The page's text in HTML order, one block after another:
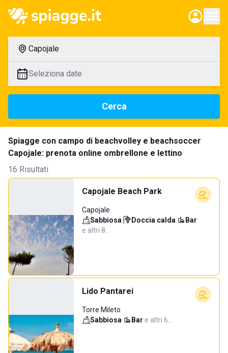
Capojale
Seleziona date
Cerca
Spiagge con campo di beachvolley e beachsoccer
Capojale: prenota online ombrellone e lettino
16 Risultati
Capojale Beach Park
Capojale
Sabbiosa· Doccia calda· Bar·
e altri 8…
Lido Pantarei
Torre Mileto
Sabbiosa· Bar·e altri 6…